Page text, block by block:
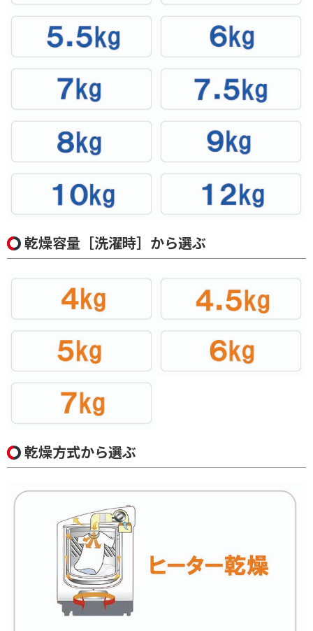
乾燥容量［洗濯時］から選ぶ
乾燥方式から選ぶ
条件で絞り込む
フリーワードで絞り込む
除外する
除外する にチェックを入れると、指定したワード
を除外して検索します。
価格で絞り込む
ブランド名で絞り込む
ZABOON（ザブーン）
便利&快適機能で絞り込む
スマホ連携（内蔵）
自動おそうじ機能
ドアタイプで絞り込む
上開き
右開き
左開き
洗濯容量で絞り込む
洗濯4.5kg
洗濯5.0kg
洗濯5.5kg